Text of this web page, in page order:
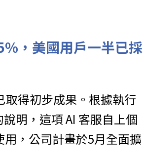
，美國用戶一半已採
取得初步成果。根據執行
明，這項 AI 客服自上個
，公司計畫於5月全面擴